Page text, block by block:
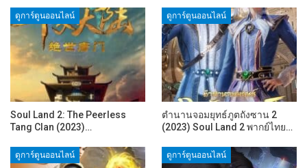
ดูการ์ตูนออนไลน์
Soul Land 2: The Peerless
Tang Clan (2023)…
ดูการ์ตูนออนไลน์
ตำนานจอมยุทธ์ภูตถังซาน 2
(2023) Soul Land 2 พากย์ไทย…
ดูการ์ตูนออนไลน์ ดูการ์ตูนออนไลน์